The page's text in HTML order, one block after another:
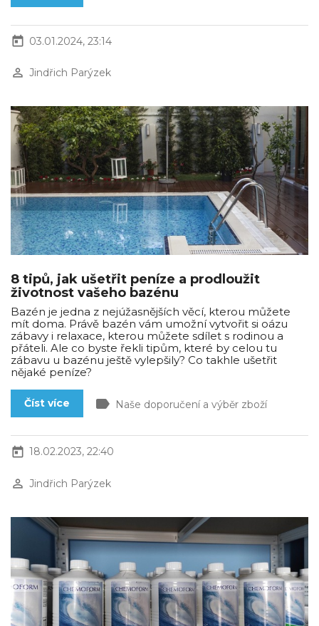
today 03.01.2024, 23:14
perm_identity Jindřich Parýzek
8 tipů, jak ušetřit peníze a prodloužit
životnost vašeho bazénu
Bazén je jedna z nejúžasnějších věcí, kterou můžete
mít doma. Právě bazén vám umožní vytvořit si oázu
zábavy i relaxace, kterou můžete sdílet s rodinou a
přáteli. Ale co byste řekli tipům, které by celou tu
zábavu u bazénu ještě vylepšily? Co takhle ušetřit
nějaké peníze?
Číst více label Naše doporučení a výběr zboží
today 18.02.2023, 22:40
perm_identity Jindřich Parýzek